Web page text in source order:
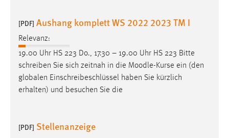
[PDF] Aushang komplett WS 2022 2023 TM I
Relevanz:
19.00 Uhr HS 223 Do., 17.30 – 19.00 Uhr HS 223 Bitte
schreiben Sie sich zeitnah in die Moodle-Kurse ein (den
globalen Einschreibeschlüssel haben Sie kürzlich
erhalten) und besuchen Sie die
[PDF] Stellenanzeige